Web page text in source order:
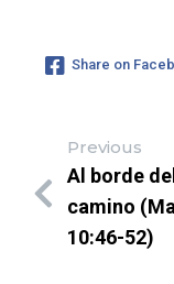
Share on
Previous
Al borde
camino
10:46-52)